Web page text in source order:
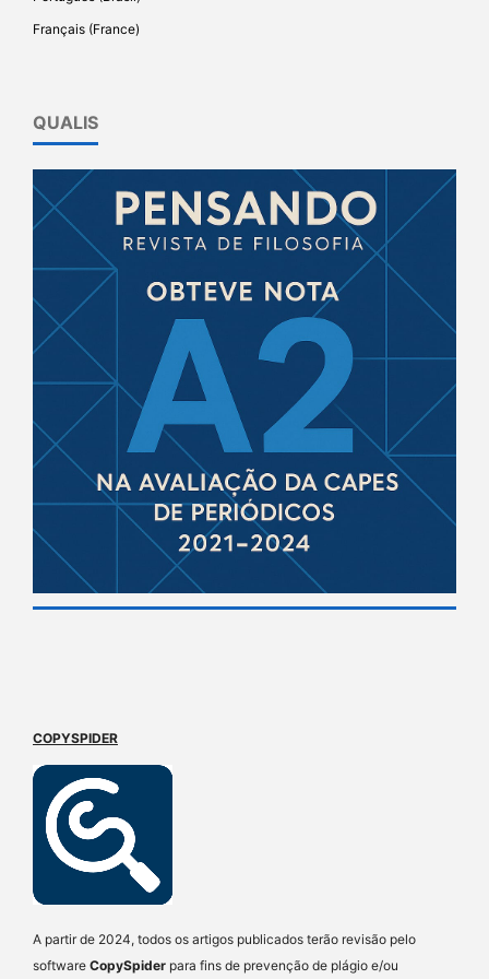
Français (France)
QUALIS
COPYSPIDER
A partir de 2024, todos os artigos publicados terão revisão pelo
software CopySpider para fins de prevenção de plágio e/ou